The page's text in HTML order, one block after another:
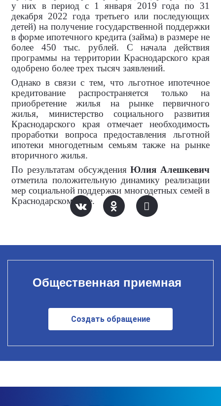
у них в период с 1 января 2019 года по 31
декабря 2022 года третьего или последующих
детей) на получение государственной поддержки
в форме ипотечного кредита (займа) в размере не
более 450 тыс. рублей. С начала действия
программы на территории Краснодарского края
одобрено более трех тысяч заявлений.
Однако в связи с тем, что льготное ипотечное
кредитование распространяется только на
приобретение жилья на рынке первичного
жилья, министерство социального развития
Краснодарского края отмечает необходимость
проработки вопроса предоставления льготной
ипотеки многодетным семьям также на рынке
вторичного жилья.
По результатам обсужденияЮлия Алешкевич
отметила положительную динамику реализации
мер социальной поддержки многодетных семей в
Краснодарском крае.
Общественная приемная
Создать обращение